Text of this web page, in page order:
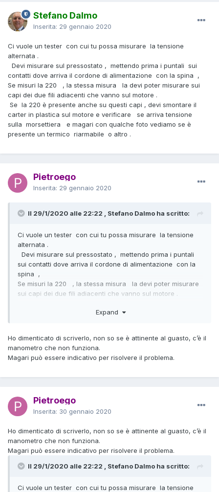
Stefano Dalmo
Inserita: 29 gennaio 2020
Ci vuole un tester con cui tu possa misurare la tensione
alternata .
Devi misurare sul pressostato , mettendo prima i puntali sui
contatti dove arriva il cordone di alimentazione con la spina ,
Se misuri la 220 , la stessa misura la devi poter misurare sui
capi dei due fili adiacenti che vanno sul motore .
Se la 220 è presente anche su questi capi , devi smontare il
carter in plastica sul motore e verificare se arriva tensione
sulla morsettiera e magari con qualche foto vediamo se è
presente un termico riarmabile o altro .
Pietroego
Inserita: 29 gennaio 2020
Il 29/1/2020 alle 22:22 , Stefano Dalmo ha scritto:
Ci vuole un tester con cui tu possa misurare la tensione
alternata .
Devi misurare sul pressostato , mettendo prima i puntali
sui contatti dove arriva il cordone di alimentazione con la
spina ,
Se misuri la 220 , la stessa misura la devi poter misurare
sui capi dei due fili adiacenti che vanno sul motore .
il carter in plastica sul motore e verificare se arriva
Expand
Ho dimenticato di scriverlo, non so se è attinente al guasto, c’è il
manometro che non funziona.
Magari può essere indicativo per risolvere il problema.
Pietroego
Inserita: 30 gennaio 2020
Ho dimenticato di scriverlo, non so se è attinente al guasto, c’è il
manometro che non funziona.
Magari può essere indicativo per risolvere il problema.
Il 29/1/2020 alle 22:22 , Stefano Dalmo ha scritto:
Ci vuole un tester con cui tu possa misurare la tensione